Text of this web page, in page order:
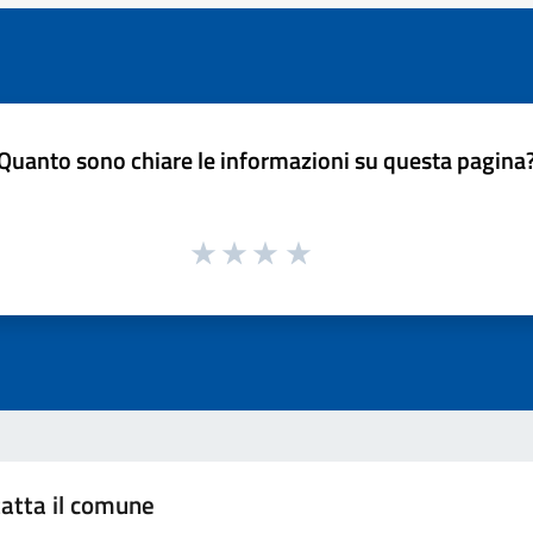
sono chiare le informazioni su questa
il comune